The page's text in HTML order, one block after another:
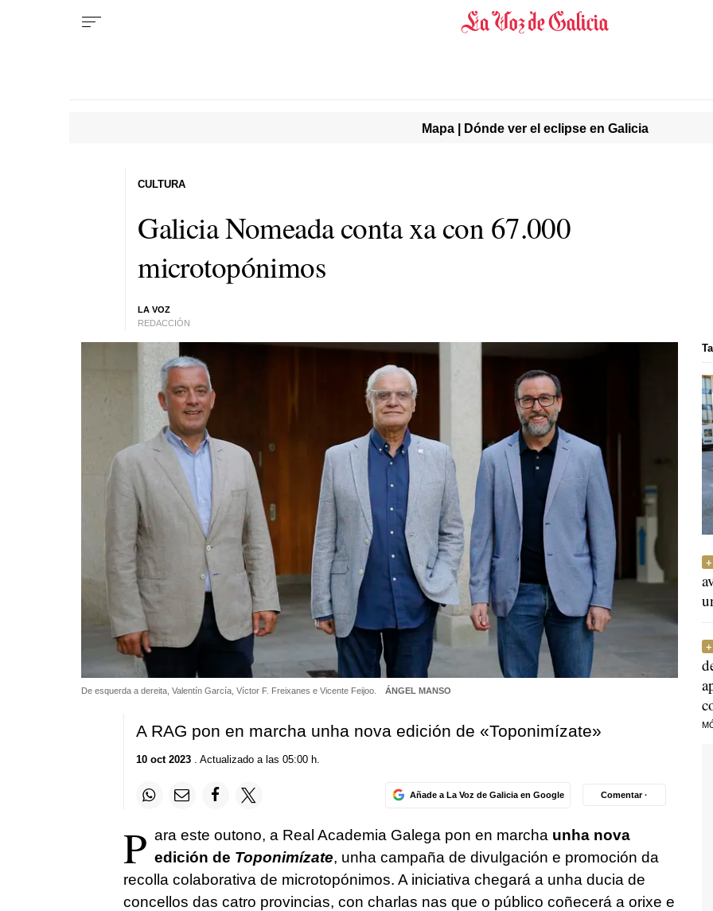
Mapa | Dónde ver el eclipse en Galicia
Galicia Nomeada conta xacon 67.000
microtopónimos
LA VOZ
REDACCIÓN
CULTURA
De esquerda a dereita, Valentín García, Víctor F. Freixanes e Vicente Feijoo. ÁNGEL MANSO
A RAG pon en marcha unha nova edición de «Toponimízate»
10 oct 2023. Actualizado a las 05:00 h.
Añade a La Voz de Galicia en Google Comentar ·
P ara este outono, a Real Academia Galega pon en marcha unha nova
edición de Toponimízate, unha campaña de divulgación e promoción da
recolla colaborativa de microtopónimos. A iniciativa chegará a unha ducia de
concellos das catro provincias, con charlas nas que o público coñecerá a orixe e